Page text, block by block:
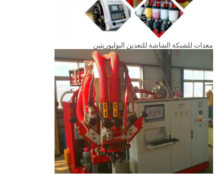
معدات للشبكة الشاشة للتعدين البوليوريثين